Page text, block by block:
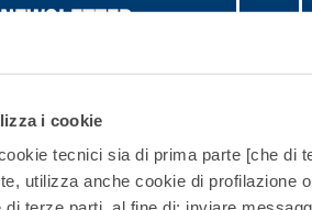
i cookie
tecnici sia di prima parte [che di
utilizza anche cookie di profilazione
novità di Fassa Bortolo